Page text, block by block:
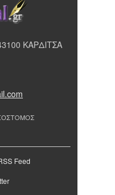
ΚΑΡΔΙΤΣΑ
Feed